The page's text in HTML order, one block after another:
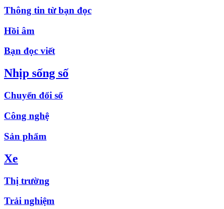
Thông tin từ bạn đọc
Hồi âm
Bạn đọc viết
Nhịp sống số
Chuyển đổi số
Công nghệ
Sản phẩm
Xe
Thị trường
Trải nghiệm